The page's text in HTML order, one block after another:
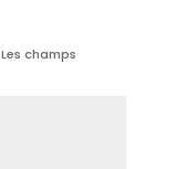
Les champs